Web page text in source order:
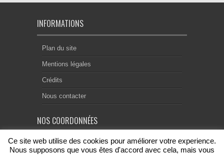
INFORMATIONS
Plan du site
Mentions légales
Crédits
Nous contacter
NOS COORDONNÉES
Centre Notarial de Droit Européen
18, rue Chevreul
Ce site web utilise des cookies pour améliorer votre experience.
Nous supposons que vous êtes d'accord avec cela, mais vous